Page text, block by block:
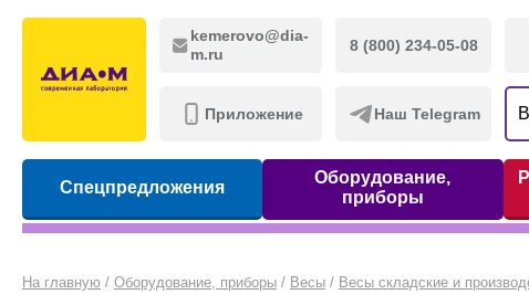
kemerovo@dia-
m.ru
8 (800) 234-05-08
Приложение Наш Telegram
Спецпредложения
Оборудование,
приборы
На главную / Оборудование, приборы / Весы / Весы складские и